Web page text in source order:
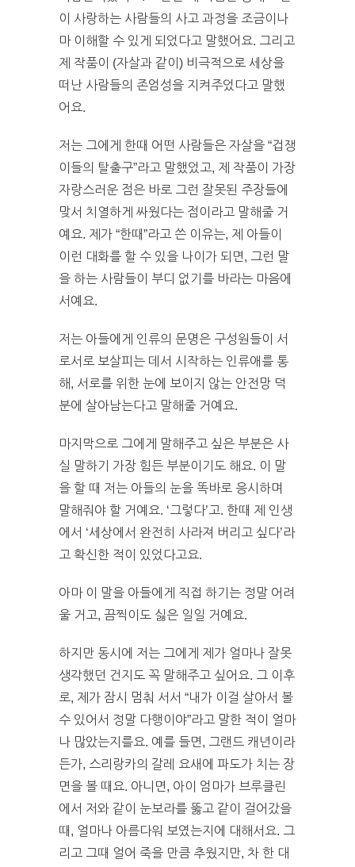
이 사랑하는 사람들의 사고 과정을 조금이나
마 이해할 수 있게 되었다고 말했어요. 그리고
제 작품이 (자살과 같이) 비극적으로 세상을
떠난 사람들의 존엄성을 지켜주었다고 말했
어요.
저는 그에게 한때 어떤 사람들은 자살을 “겁쟁
이들의 탈출구”라고 말했었고, 제 작품이 가장
자랑스러운 점은 바로 그런 잘못된 주장들에
맞서 치열하게 싸웠다는 점이라고 말해줄 거
예요. 제가 “한때”라고 쓴 이유는, 제 아들이
이런 대화를 할 수 있을 나이가 되면, 그런 말
을 하는 사람들이 부디 없기를 바라는 마음에
서예요.
저는 아들에게 인류의 문명은 구성원들이 서
로서로 보살피는 데서 시작하는 인류애를 통
해, 서로를 위한 눈에 보이지 않는 안전망 덕
분에 살아남는다고 말해줄 거예요.
마지막으로 그에게 말해주고 싶은 부분은 사
실 말하기 가장 힘든 부분이기도 해요. 이 말
을 할 때 저는 아들의 눈을 똑바로 응시하며
말해줘야 할 거예요. ‘그렇다’고. 한때 제 인생
에서 ‘세상에서 완전히 사라져 버리고 싶다’라
고 확신한 적이 있었다고요.
아마 이 말을 아들에게 직접 하기는 정말 어려
울 거고, 끔찍이도 싫은 일일 거예요.
하지만 동시에 저는 그에게 제가 얼마나 잘못
생각했던 건지도 꼭 말해주고 싶어요. 그 이후
로, 제가 잠시 멈춰 서서 “내가 이걸 살아서 볼
수 있어서 정말 다행이야”라고 말한 적이 얼마
나 많았는지를요. 예를 들면, 그랜드 캐년이라
든가, 스리랑카의 갈레 요새에 파도가 치는 장
면을 볼 때요. 아니면, 아이 엄마가 브루클린
에서 저와 같이 눈보라를 뚫고 같이 걸어갔을
때, 얼마나 아름다워 보였는지에 대해서요. 그
리고 그때 얼어 죽을 만큼 추웠지만, 차 한 대